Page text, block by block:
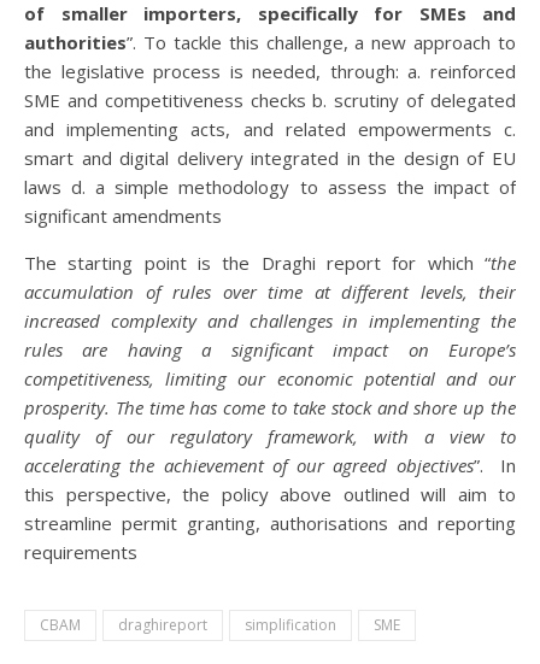
of smaller importers, specifically for SMEs and
authorities”. To tackle this challenge, a new approach to
the legislative process is needed, through: a. reinforced
SME and competitiveness checks b. scrutiny of delegated
and implementing acts, and related empowerments c.
smart and digital delivery integrated in the design of EU
laws d. a simple methodology to assess the impact of
significant amendments
The starting point is the Draghi report for which “the
accumulation of rules over time at different levels, their
increased complexity and challenges in implementing the
rules are having a significant impact on Europe’s
competitiveness, limiting our economic potential and our
prosperity. The time has come to take stock and shore up the
quality of our regulatory framework, with a view to
accelerating the achievement of our agreed objectives”. In
this perspective, the policy above outlined will aim to
streamline permit granting, authorisations and reporting
requirements
CBAM draghireport simplification SME